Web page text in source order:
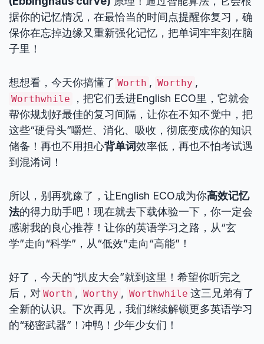
据你的记忆情况，在最恰当的时间点提醒你复习，确
保你在忘掉边缘又重新强化记忆，把单词牢牢刻在脑
子里！
想想看，今天你搞懂了 Worth , Worthy ,
Worthwhile
，把它们丢进English ECO里，它就会
帮你规划好最佳的复习间隔，让你在不知不觉中，把
这些“硬骨头”嚼烂、消化、吸收，彻底变成你的知识
储备！再也不用担心背单词效率低，再也不怕考试遇
到混淆词！
所以，别再犹豫了，让English ECO成为你高效记忆
法的得力助手吧！现在就去下载体验一下，你一定会
感谢我的良心推荐！让你的英语学习之路，从“玄
学”走向“科学”，从“低效”走向“高能”！
好了，今天的“扒皮大会”就到这里！希望你听完之
后，对 Worth , Worthy , Worthwhile 这三兄弟有了
全新的认识。下次再见，我们继续解锁更多英语学习
的“秘密武器”！冲鸭！少年少女们！